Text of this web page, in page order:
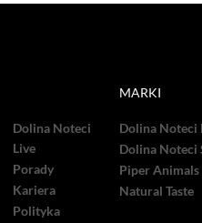
Dolina Noteci
Live
Porady
Kariera
Polityka
MARKI
Dolina Noteci
Dolina Noteci
Piper Animals
Natural Taste